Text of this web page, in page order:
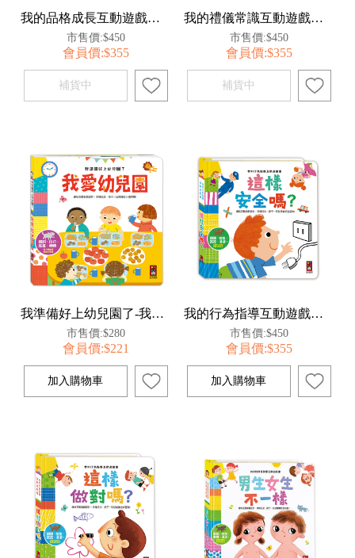
我的品格成長互動遊戲書-做更棒的自己
市售價:$450
會員價:$355
我的禮儀常識互動遊戲書-學會尊重別人
市售價:$450
會員價:$355
我準備好上幼兒園了-我愛幼兒園
市售價:$280
會員價:$221
我的行為指導互動遊戲書-這樣安全嗎
市售價:$450
會員價:$355